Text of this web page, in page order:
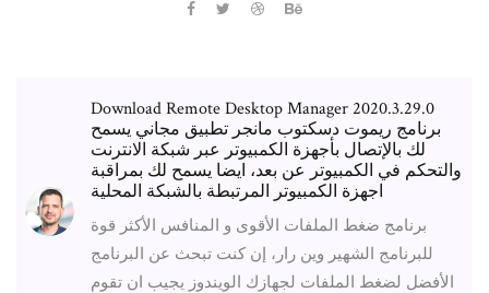
Download Remote Desktop Manager 2020.3.29.0
برنامج ريموت دسكتوب مانجر تطبيق مجاني يسمح
لك بالإتصال بأجهزة الكمبيوتر عبر شبكة الانترنت
والتحكم في الكمبيوتر عن بعد، ايضا يسمح لك بمراقبة
اجهزة الكمبيوتر المرتبطة بالشبكة المحلية
برنامج ضغط الملفات الأقوى و المنافس الأكثر قوة
للبرنامج الشهير وين رار، إن كنت تبحث عن البرنامج
الأفضل لضغط الملفات لجهازك الويندوز يجيب ان تقوم